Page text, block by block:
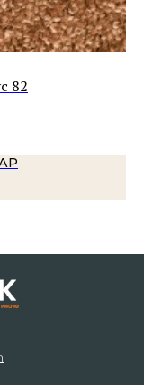
82